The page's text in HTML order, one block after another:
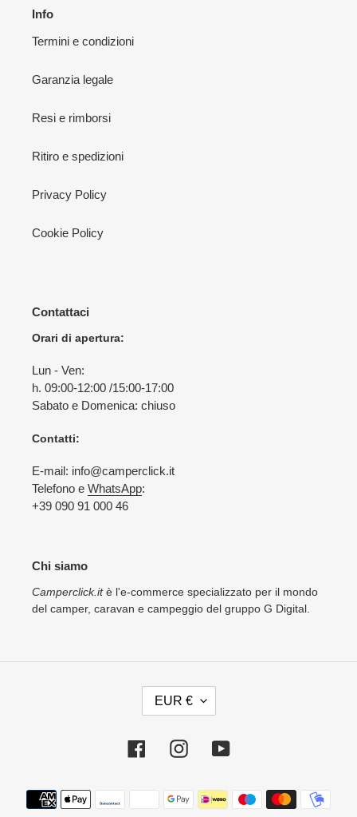
Info
Termini e condizioni
Garanzia legale
Resi e rimborsi
Ritiro e spedizioni
Privacy Policy
Cookie Policy
Contattaci
Orari di apertura:
Lun - Ven:
h. 09:00-12:00 /15:00-17:00
Sabato e Domenica: chiuso
Contatti:
E-mail: info@camperclick.it
Telefono e WhatsApp:
+39 090 91 000 46
Chi siamo
Camperclick.itè l'e-commerce specializzato per il mondo
del camper, caravan e campeggio del gruppo G Digital.
U
T
EUR €
FacebookInstagramYouTube
Metodi
di